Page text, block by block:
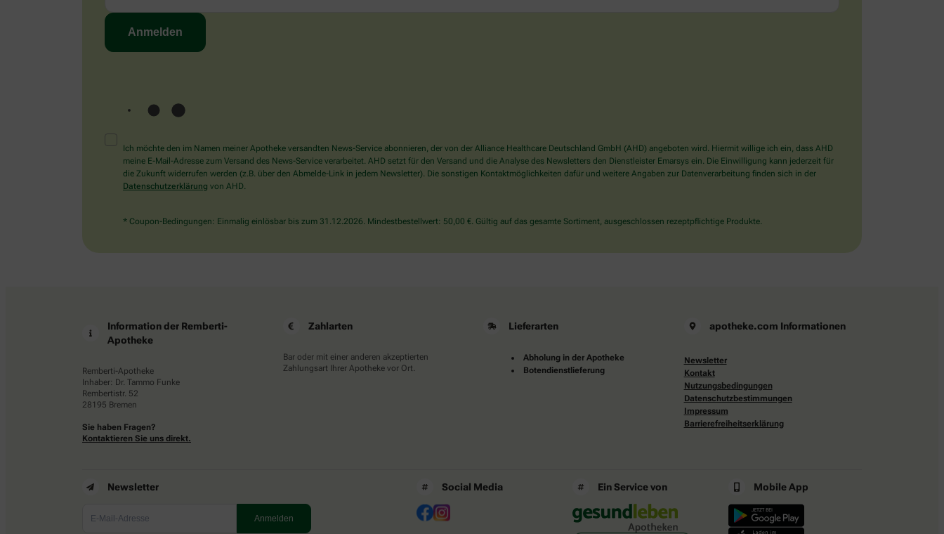
Ich möchte den im Namen meiner Apotheke versandten News-Service abonnieren, der von der Alliance Healthcare Deutschland GmbH (AHD) angeboten wird. Hiermit willige ich ein, dass AHD
meine E-Mail-Adresse zum Versand des News-Service verarbeitet. AHD setzt für den Versand und die Analyse des Newsletters den Dienstleister Emarsys ein. Die Einwilligung kann jederzeit für
die Zukunft widerrufen werden (z.B. über den Abmelde-Link in jedem Newsletter). Die sonstigen Kontaktmöglichkeiten dafür und weitere Angaben zur Datenverarbeitung finden sich in der
Datenschutzerklärung von AHD.
* Coupon-Bedingungen: Einmalig einlösbar bis zum 31.12.2026. Mindestbestellwert: 50,00 €. Gültig auf das gesamte Sortiment, ausgeschlossen rezeptpflichtige Produkte.
Information der Remberti-
Apotheke
Remberti-Apotheke
Inhaber: Dr. Tammo Funke
Rembertistr. 52
28195 Bremen
Sie haben Fragen?
Kontaktieren Sie uns direkt.
Zahlarten
Bar oder mit einer anderen akzeptierten
Zahlungsart Ihrer Apotheke vor Ort.
Lieferarten
Abholung in der Apotheke
Botendienstlieferung
apotheke.com Informationen
Newsletter
Kontakt
Nutzungsbedingungen
Datenschutzbestimmungen
Impressum
Barrierefreiheitserklärung
Newsletter Social Media Ein Service von Mobile App